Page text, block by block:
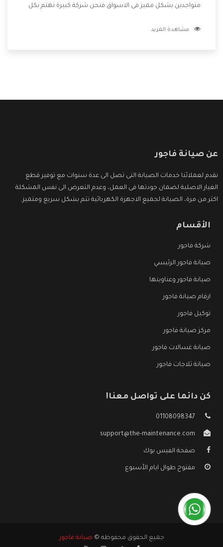
متواجدين بشكل مميز فى الاسواق فنحن شركة كبيرة نهتم بكل
الشركة بها والتى تكون منها خدمة الصيانة التى تكون من أهم
مشاهدة المزيد
عن صيانة فاجور
نقدم لعملائنا خدمات الصيانة التى تصل الى عدة سنوات مع توفير قطع
الغيار الاصلية لضمان جودتها فى العمل، وعدم التعرض الى نفس المشكلة
اكثر من مرة، الصيانة لجميع الاجهزة الكهربائية تتم بشكل سريع ومتميز.
الأقسام
شركة فاجور
صيانة فاجور الرئيسي
صيانة فاجور وعناوينها
ارقام صيانة فاجور
توكيل فاجور
مركز صيانة فاجور
صيانة غسالات فاجور
صيانة ثلاجات فاجور
كن دائما على تواصل معنا!
01108098347
support@the-maintenance.com
صفحة الفيس بوك
مفتوح طوال ايام الأسبوع
جميع الحقوق محفوظه © صيانة فاجور